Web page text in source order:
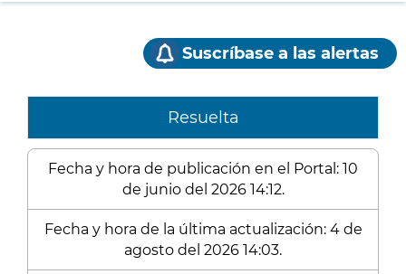
Suscríbase a las alertas
Resuelta
Fecha y hora de publicación en el Portal: 10
de junio del 2026 14:12.
Fecha y hora de la última actualización: 4 de
agosto del 2026 14:03.